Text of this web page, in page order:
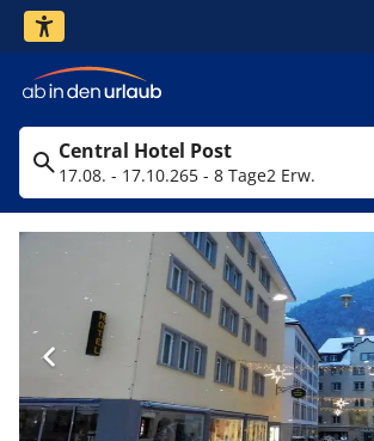
Central Hotel Post
17.08. - 17.10.265 - 8 Tage2 Erw.